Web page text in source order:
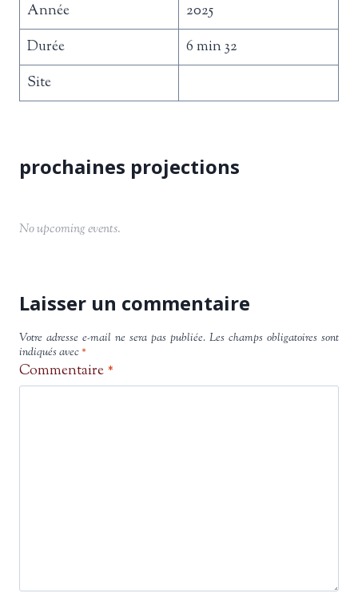
No upcoming events.
Année
2025
Durée
6 min 32
Site
Laisser un commentaire
Votre adresse e-mail ne sera pas publiée. Les champs obligatoires sont
indiqués avec*
Commentaire *